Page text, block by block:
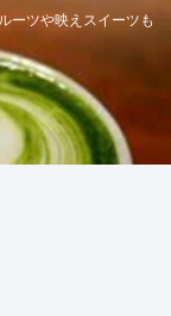
ーツや映えスイーツも